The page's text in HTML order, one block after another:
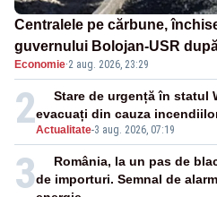
Centralele pe cărbune,
guvernului Bolojan-USR
Economie·2 aug. 2026, 23:29
2Actualitate-3 aug. 2026, 07:19
Stare de urgență în statul
evacuați din cauza
3
România, la un pas de
de importuri. Semnal de